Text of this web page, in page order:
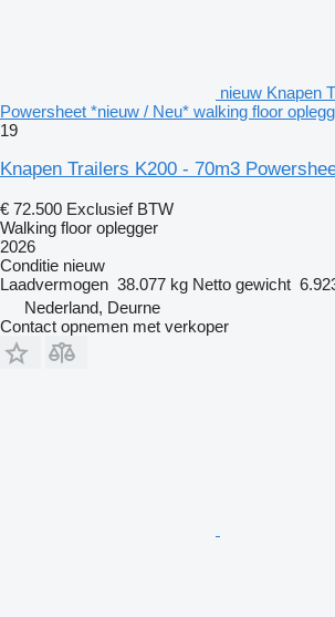
nieuw Knapen
Powersheet *nieuw / Neu* walking floor
19
Knapen Trailers K200 - 70m3
€ 72.500 Exclusief BTW
Walking floor oplegger
2026
Conditie nieuw
Laadvermogen 38.077 kg Netto gewicht
Nederland, Deurne
Contact opnemen met verkoper